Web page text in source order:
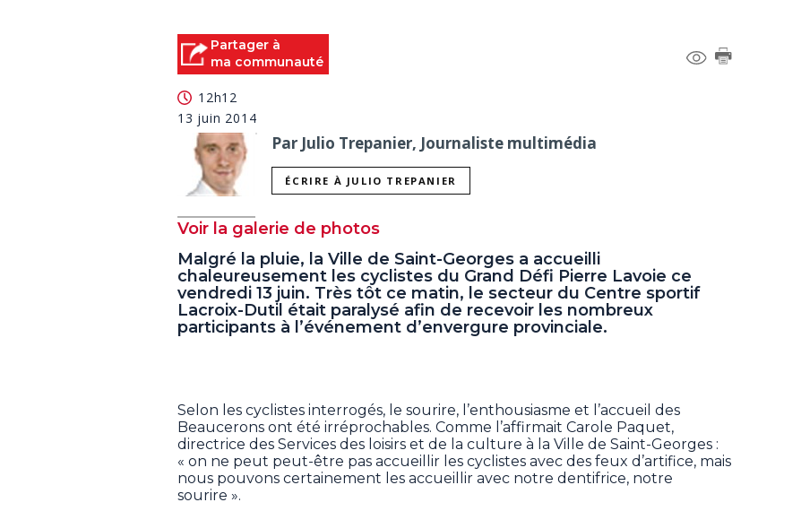
90%
Partager à
ma communauté
12h12
13 juin 2014
Par Julio Trepanier, Journaliste multimédia
ÉCRIRE À JULIO TREPANIER
Voir la galerie de photos
Malgré la pluie, la Ville de Saint-Georges a accueilli
chaleureusement les cyclistes du Grand Défi Pierre Lavoie ce
vendredi 13 juin. Très tôt ce matin, le secteur du Centre sportif
Lacroix-Dutil était paralysé afin de recevoir les nombreux
participants à l’événement d’envergure provinciale.
Selon les cyclistes interrogés, le sourire, l’enthousiasme et l’accueil des
Beaucerons ont été irréprochables. Comme l’affirmait Carole Paquet,
directrice des Services des loisirs et de la culture à la Ville de Saint-Georges :
« on ne peut peut-être pas accueillir les cyclistes avec des feux d’artifice, mais
nous pouvons certainement les accueillir avec notre dentifrice, notre
sourire ».